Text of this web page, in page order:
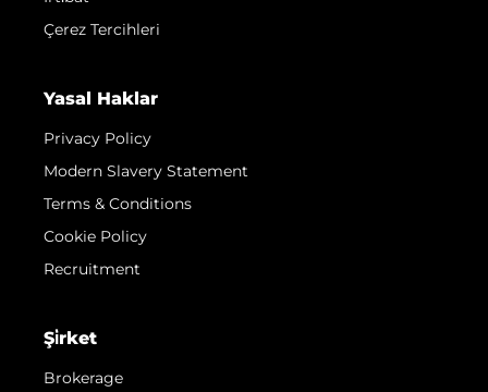
Çerez Tercihleri
Yasal Haklar
Privacy Policy
Modern Slavery Statement
Terms & Conditions
Cookie Policy
Recruitment
Şi̇rket
Brokerage